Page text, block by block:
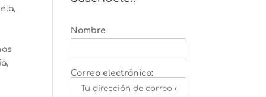
Nombre
Correo electrónico: